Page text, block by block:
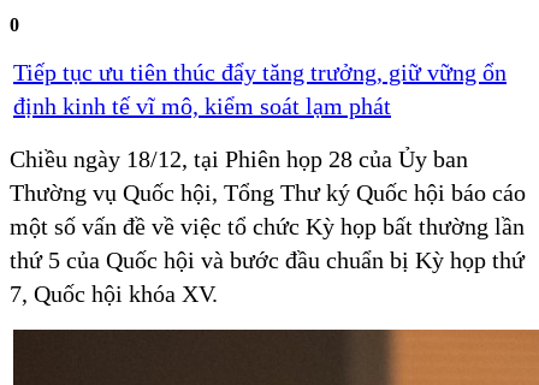
0
Tiếp tục ưu tiên thúc đẩy tăng trưởng, giữ vững ổn
định kinh tế vĩ mô, kiểm soát lạm phát
Chiều ngày 18/12, tại Phiên họp 28 của Ủy ban
Thường vụ Quốc hội, Tổng Thư ký Quốc hội báo cáo
một số vấn đề về việc tổ chức Kỳ họp bất thường lần
thứ 5 của Quốc hội và bước đầu chuẩn bị Kỳ họp thứ
7, Quốc hội khóa XV.